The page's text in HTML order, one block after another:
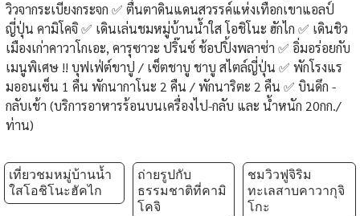
วิวจากระเบียงกระจก ✅ ตื่นตาดินแดนสวรรค์แห่งเทือกเขาแอลป์
ญี่ปุ่น คามิโคจิ ✅ เดินเล่นชมหมู่บ้านน้ำใส โอชิโนะ ฮักไก ✅ เดินชิว
เมืองเก่าคาวาโกเอะ, คารุซาวะ ปริ๊นซ์ ช้อปปิ้งพลาซ่า ✅ อิ่มอร่อยกับ
เมนูพิเศษ !! บุฟเฟ่ต์ขาปู / เซ็ตชาบู ชาบู สไตล์ญี่ปุ่น ✅ พักโรงแร
มออนเซ็น 1 คืน พักนากาโนะ 2 คืน / พักนาริตะ 2 คืน ✅ บินดึก -
กลับเช้า (บริการอาหารร้อนบนเครื่องไป-กลับ และ น้ำหนัก 20กก./
ท่าน)
เที่ยวชมหมู่บ้านน้ำ
ใสโอชิโนะฮัคไก
ถ่ายรูปกับ
ธรรมชาติที่คามิ
โคจิ
ชมวิวฟูจิริม
ทะเลสาบคาวากุจิ
โกะ